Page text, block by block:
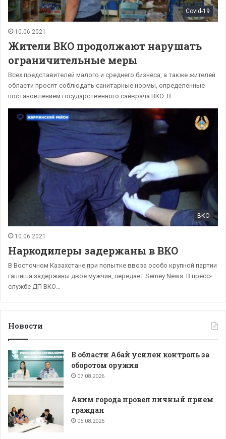
Covid-19
10.06.2021
Жители ВКО продолжают нарушать
ограничительные меры
Всех представителей малого и среднего бизнеса, а также жителей
области просят соблюдать санитарные нормы, определенные
постановлением государственного санврача ВКО. В…
ВКО
10.06.2021
Наркодилеры задержаны в ВКО
В Восточном Казахстане при попытке ввоза особо крупной партии
гашиша задержаны двое мужчин, передает Semey News. В пресс-
службе ДП ВКО…
Новости
В области Абай усилен контроль за
оборотом оружия
07.08.2026
Аким города провел личный прием
граждан
06.08.2026